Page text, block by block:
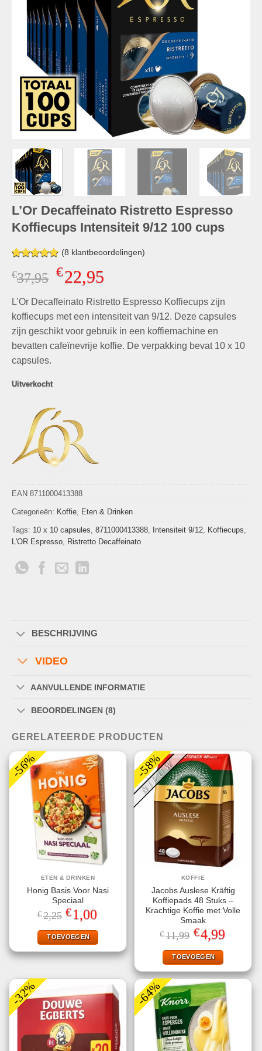
L’Or Decaffeinato Ristretto Espresso
Koffiecups Intensiteit 9/12 100 cups
Gewaardeerd
5.00op 5
gebaseerd
waarderingen
(8 klantbeoordelingen)
€37,95 Oorspronkelijke
was:
€37,95.
€22,95Huidige
is:
€22,95.
L’Or Decaffeinato Ristretto Espresso Koffiecups zijn
koffiecups met een intensiteit van 9/12. Deze capsules
zijn geschikt voor gebruik in een koffiemachine en
bevatten cafeïnevrije koffie. De verpakking bevat 10 x 10
capsules.
Uitverkocht
EAN 8711000413388
Categorieën: Koffie, Eten & Drinken
Tags: 10 x 10 capsules, 8711000413388, Intensiteit 9/12, Koffiecups,
L'OR Espresso, Ristretto Decaffeinato
BESCHRIJVING
VIDEO
AANVULLENDE INFORMATIE
BEOORDELINGEN (8)
GERELATEERDE PRODUCTEN
-56%
ETEN & DRINKEN
Honig Basis Voor Nasi
Speciaal
€2,25 Oorspronkelijke
prijs
was:
€2,25.
€1,00
is:
€1,00.
TOEVOEGEN
-58%
NIEUW
KOFFIE
Jacobs Auslese Kräftig
Koffiepads 48 Stuks –
Krachtige Koffie met Volle
Smaak
€11,99 Oorspronkelijke
prijs
was:
€11,99.
€4,99Huidige
prijs
TOEVOEGEN
-32% -64%